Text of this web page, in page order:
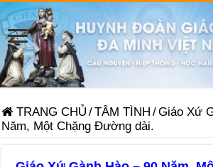
TRANG CHỦ /TÂM TÌNH /Giáo Xứ
Năm, Một Chặng Đường dài.